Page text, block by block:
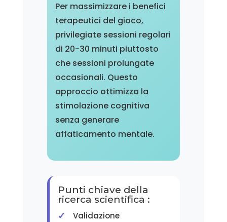
Per massimizzare i benefici
terapeutici del gioco,
privilegiate sessioni regolari
di 20-30 minuti piuttosto
che sessioni prolungate
occasionali. Questo
approccio ottimizza la
stimolazione cognitiva
senza generare
affaticamento mentale.
Punti chiave della
ricerca scientifica :
Validazione